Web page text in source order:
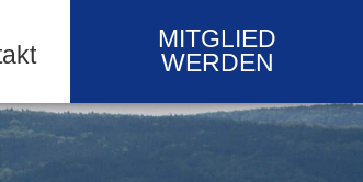
MITGLIED
WERDEN